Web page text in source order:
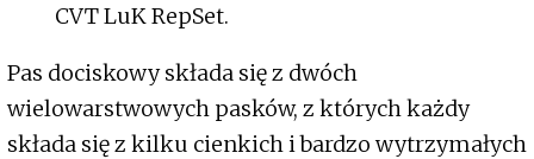
CVT LuK RepSet.
Pas dociskowy składa się z dwóch
wielowarstwowych pasków, z których każdy
składa się z kilku cienkich i bardzo wytrzymałych